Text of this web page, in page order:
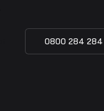
0800 284 284